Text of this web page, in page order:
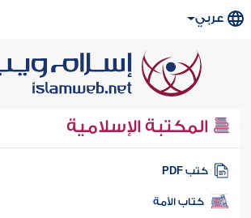
عربي
المكتبة الإسلامية
كتب PDF